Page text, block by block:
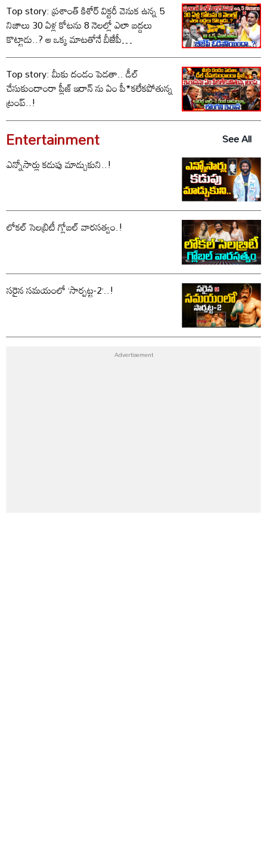
Top story: ప్రశాంత్ కిశోర్ విక్టరీ వెనుక ఉన్న 5
నిజాలు 30 ఏళ్ల కోటను 8 నెలల్లో ఎలా బద్దలు
కొట్టాడు..? ఆ ఒక్క మాటతోనే బీజేపీ
ఓడిపోయిందా..?
Top story: మీకు దండం పెడతా.. డీల్
చేసుకుందాంరా ప్లీజ్ ఇరాన్ ను ఏం పీ*కలేకపోతున్న
ట్రంప్..!
Entertainment
See All
ఎన్నోసార్లు కడుపు మాడ్చుకుని..!
లోకల్ సెలబ్రిటీ గ్లోబల్ వారసత్వం.!
సరైన సమయంలో ‘సార్పట్ట-2’..!